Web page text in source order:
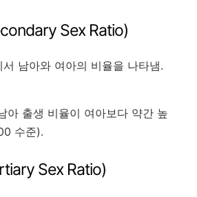
Sex Ratio)
서 남아와 여아의 비율을 나타냄.
아 출생 비율이 여아보다 약간 높
수준).
Sex Ratio)